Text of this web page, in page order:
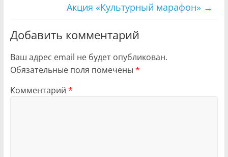
Акция «Культурный марафон» →
Добавить комментарий
Ваш адрес email не будет опубликован.
Обязательные поля помечены *
Комментарий *